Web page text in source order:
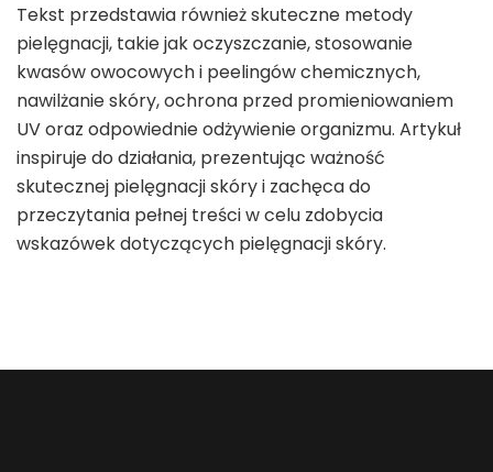
Tekst przedstawia również skuteczne metody
pielęgnacji, takie jak oczyszczanie, stosowanie
kwasów owocowych i peelingów chemicznych,
nawilżanie skóry, ochrona przed promieniowaniem
UV oraz odpowiednie odżywienie organizmu. Artykuł
inspiruje do działania, prezentując ważność
skutecznej pielęgnacji skóry i zachęca do
przeczytania pełnej treści w celu zdobycia
wskazówek dotyczących pielęgnacji skóry.